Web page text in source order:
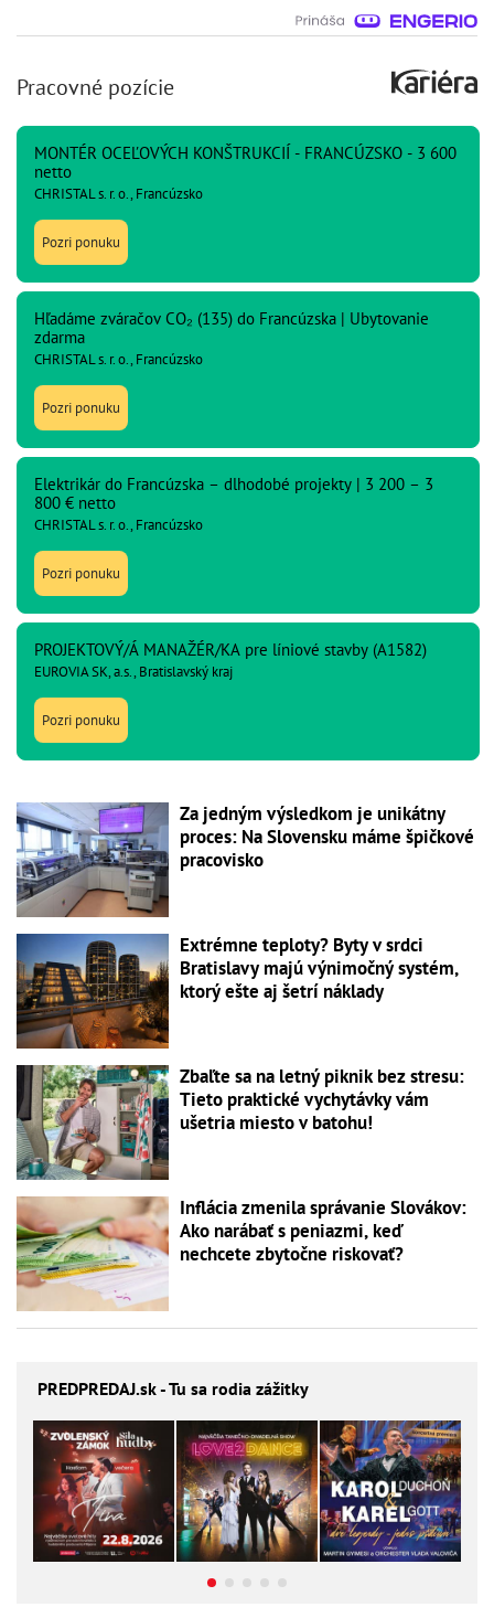
Pracovné pozície
MONTÉR OCEĽOVÝCH KONŠTRUKCIÍ - FRANCÚZSKO - 3 600
netto
CHRISTAL s. r. o., Francúzsko
Pozri ponuku
Hľadáme zváračov CO₂ (135) do Francúzska | Ubytovanie
zdarma
CHRISTAL s. r. o., Francúzsko
Pozri ponuku
Elektrikár do Francúzska – dlhodobé projekty | 3 200 – 3
800 € netto
CHRISTAL s. r. o., Francúzsko
Pozri ponuku
PROJEKTOVÝ/Á MANAŽÉR/KA pre líniové stavby (A1582)
EUROVIA SK, a.s., Bratislavský kraj
Pozri ponuku
Za jedným výsledkom je unikátny
proces: Na Slovensku máme špičkové
pracovisko
Extrémne teploty? Byty v srdci
Bratislavy majú výnimočný systém,
ktorý ešte aj šetrí náklady
Zbaľte sa na letný piknik bez stresu:
Tieto praktické vychytávky vám
ušetria miesto v batohu!
Inflácia zmenila správanie Slovákov:
Ako narábať s peniazmi, keď
nechcete zbytočne riskovať?
PREDPREDAJ.sk - Tu sa rodia zážitky